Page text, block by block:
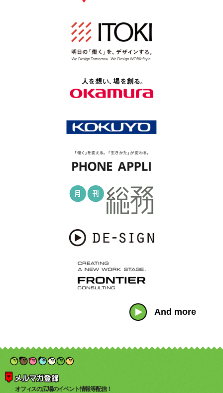
And more
オフィスの広場のイベント情報等配信！